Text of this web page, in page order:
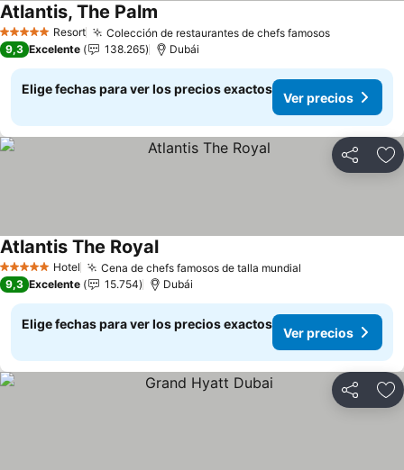
5 Estrellas Resort Colección de restaurantes de chefs famososVer
Atlantis, The Palm
9,3 Excelente 138.265 Dubái
Elige fechas para ver los precios exactos
Ver precios
Compartir
5 Estrellas Hotel Cena de chefs famosos de talla mundial
Atlantis The RoyalVer precios
9,3 Excelente 15.754 Dubái
Elige fechas para ver los precios exactos
Ver precios
Compartir